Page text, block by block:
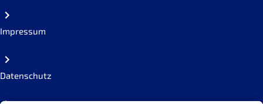
Impressum
Datenschutz